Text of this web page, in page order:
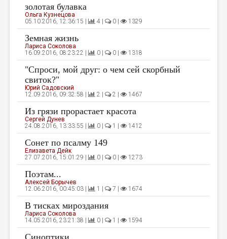
КОЛОНКА РЕДАКТОРА
РЕДКОЛЛЕГИЯ
ОТ РЕДАКЦИИ
МАЛАЯ ПРОЗА
ЭССЕИСТИКА
ЛИТЕРАТУРОВЕДЕНИЕ
КУЛЬТУРОВЕДЕНИЕ
ПУБЛИЦИСТИКА
РЕЦЕНЗИРОВАНИЕ
ЦИКЛЫ ПУБЛИКАЦИЙ
ТРЕДИАКОВСКИЙ
МЕДИА
ВКОНТАКТЕ
золотая булавка
Ольга Кузнецова
05.10.2016, 12:36:15 |
4 | 0 | 1329
Земная жизнь
Лариса Соколова
16.09.2016, 08:23:22 |
0 | 0 | 1318
"Спроси, мой друг: о чем сей скорбный
свиток?"
Юрий Садовский
12.09.2016, 09:32:58 |
2 | 2 | 1467
Из грязи прорастает красота
Сергей Дунев
24.08.2016, 13:33:55 |
0 | 1 | 1412
Сонет по псалму 149
Елизавета Дейк
27.07.2016, 15:01:29 |
0 | 0 | 1273
Поэтам...
Алексей Борычев
12.06.2016, 00:45:03 |
1 | 7 | 1674
В тисках мироздания
Лариса Соколова
14.05.2016, 23:21:38 |
0 | 1 | 1594
Синоптики